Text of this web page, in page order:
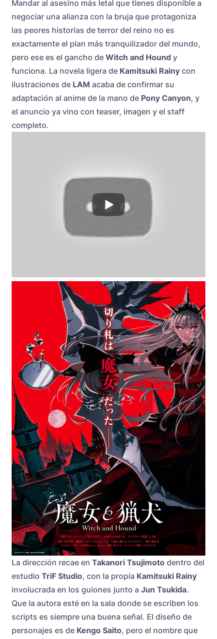
Mandar al asesino más letal que tienes disponible a
negociar una alianza con la bruja que protagoniza
las peores historias de terror del reino no es
exactamente el plan más tranquilizador del mundo,
pero ese es el gancho de Witch and Hound y
funciona. La novela ligera de Kamitsuki Rainy con
ilustraciones de LAM acaba de confirmar su
adaptación al anime de la mano de Pony Canyon, y
el anuncio ya vino con teaser, imagen y el staff
completo.
La dirección recae en Takanori Tsujimoto dentro del
estudio TriF Studio, con la propia Kamitsuki Rainy
involucrada en los guiones junto a Jun Tsukida.
Que la autora esté en la sala donde se escriben los
scripts es siempre una buena señal. El diseño de
personajes es de Kengo Saito, pero el nombre que